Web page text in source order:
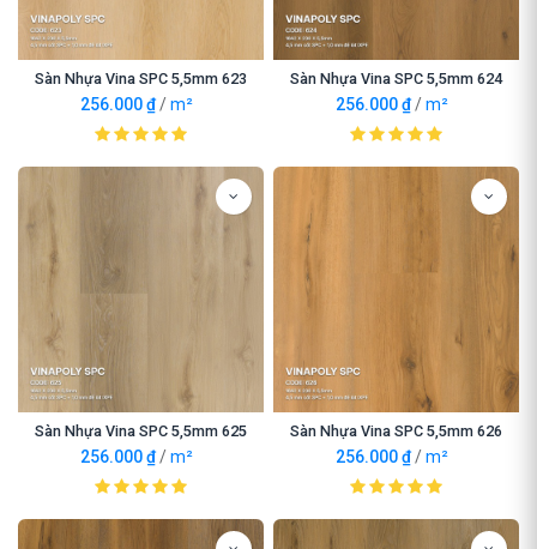
Sàn Nhựa Vina SPC 5,5mm 623
256.000₫ /m²
Sàn Nhựa Vina SPC 5,5mm 624
256.000₫ /m²
Sàn Nhựa Vina SPC 5,5mm 625
256.000₫ /m²
Sàn Nhựa Vina SPC 5,5mm 626
256.000₫ /m²